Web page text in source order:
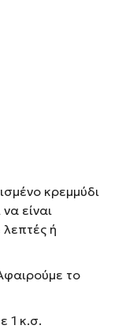
κρεμμύδι
είναι
ή
το
1 κ.σ.